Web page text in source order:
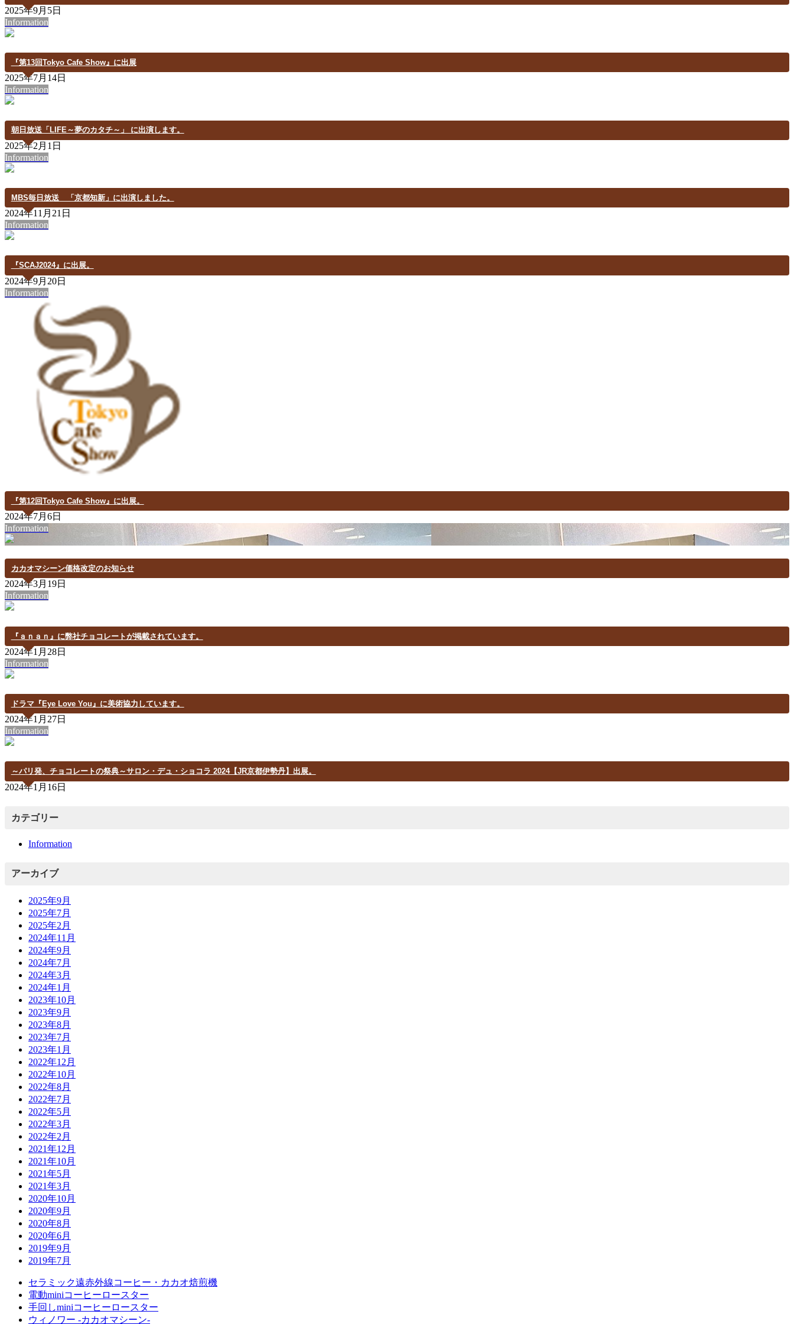
2025年9月5日
Information
『第13回Tokyo Cafe Show』に出展
2025年7月14日
Information
朝日放送「LIFE～夢のカタチ～」 に出演します。
2025年2月1日
Information
MBS毎日放送 「京都知新」に出演しました。
2024年11月21日
Information
『SCAJ2024』に出展。
2024年9月20日
Information
『第12回Tokyo Cafe Show』に出展。
2024年7月6日
Information
カカオマシーン価格改定のお知らせ
2024年3月19日
Information
『ａｎａｎ』に弊社チョコレートが掲載されています。
2024年1月28日
Information
ドラマ『Eye Love You』に美術協力しています。
2024年1月27日
Information
～パリ発、チョコレートの祭典～サロン・デュ・ショコラ 2024【JR京都伊勢丹】出展。
2024年1月16日
カテゴリー
Information
アーカイブ
2025年9月
2025年7月
2025年2月
2024年11月
2024年9月
2024年7月
2024年3月
2024年1月
2023年10月
2023年9月
2023年8月
2023年7月
2023年1月
2022年12月
2022年10月
2022年8月
2022年7月
2022年5月
2022年3月
2022年2月
2021年12月
2021年10月
2021年5月
2021年3月
2020年10月
2020年9月
2020年8月
2020年6月
2019年9月
2019年7月
セラミック遠赤外線コーヒー・カカオ焙煎機
電動miniコーヒーロースター
手回しminiコーヒーロースター
ウィノワー -カカオマシーン-